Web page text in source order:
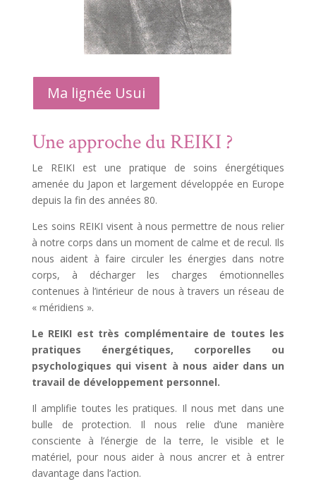
Ma lignée Usui
Une approche du REIKI ?
Le REIKI est une pratique de soins énergétiques
amenée du Japon et largement développée en Europe
depuis la fin des années 80.
Les soins REIKI visent à nous permettre de nous relier
à notre corps dans un moment de calme et de recul. Ils
nous aident à faire circuler les énergies dans notre
corps, à décharger les charges émotionnelles
contenues à l’intérieur de nous à travers un réseau de
« méridiens ».
Le REIKI est très complémentaire de toutes les
pratiques énergétiques, corporelles ou
psychologiques qui visent à nous aider dans un
travail de développement personnel.
Il amplifie toutes les pratiques. Il nous met dans une
bulle de protection. Il nous relie d’une manière
consciente à l’énergie de la terre, le visible et le
matériel, pour nous aider à nous ancrer et à entrer
davantage dans l’action.